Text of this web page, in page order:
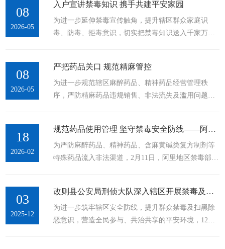
家禁毒委成员单位，开展了“6·26”国际禁毒日集中宣
传活动。活动现场陈列各类禁毒仿真毒品样品，摆放
汉藏双语禁毒宣传展板，工作人员结合新型毒品隐蔽
08
2026-05
入户宣讲禁毒知识 携手共建平安家园
为进一步延伸禁毒宣传触角，提升辖区群众家庭识
毒、防毒、拒毒意识，切实把禁毒知识送入千家万
警走进群众家中，面对面讲解毒品危害、新型伪装毒
品辨别常识、禁毒相关法律法规，细致提醒群众警惕
零食、奶茶、跳跳糖等伪装毒品，告诫家人谨慎交
属，...
08
2026-05
严把药品关口 规范精麻管控
为进一步规范辖区麻醉药品、精神药品经营管理秩
序，严防精麻药品违规销售、非法流失及滥用问题，5
过程中，民警重点查看药店精麻药品、含特殊药品复
方制剂购销台账、采购渠道、处方审核留存、专柜加
锁保管、实名登记销售等情况，严查超范围经营、违
18
2026-02
规范药品使用管理 坚守禁毒安全防线——阿里地区禁毒部门开展节前特殊药品专项检查暨禁毒宣传活动
为严防麻醉药品、精神药品、含麻黄碱类复方制剂等
特殊药品流入非法渠道，2月11日，阿里地区禁毒部门
传。 工作人员重点检查药店资质证照、药品购进渠
道、处方审核、实名登记、限量销售、专柜管理等制
度落实情况，仔细核对药品购销存台账，严查无处方
03
2025-12
改则县公安局刑侦大队深入辖区开展禁毒及扫黑除恶宣传活动
为进一步筑牢辖区安全防线，提升群众禁毒及扫黑除
恶意识，营造全民参与、共治共享的平安环境，12月2